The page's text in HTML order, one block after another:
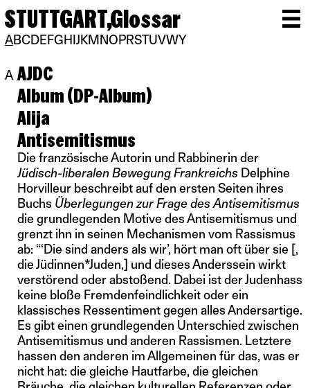
STUTTGART,Glossar
ABCDEFGH JKM NOPRSTUVWY
A AJDC
Album (DP-Album)
Alija
Antisemitismus
Die französische Autorin und Rabbinerin der
Jüdisch-liberalen Bewegung Frankreichs Delphine
Horvilleur beschreibt auf den ersten Seiten ihres
Buchs Überlegungen zur Frage des Antisemitismus
die grundlegenden Motive des Antisemitismus und
grenzt ihn in seinen Mechanismen vom Rassismus
ab: “‘Die sind anders als wir’, hört man oft über sie [,
die Jüdinnen*Juden,] und dieses Anderssein wirkt
verstörend oder abstoßend. Dabei ist der Judenhass
keine bloße Fremdenfeindlichkeit oder ein
klassisches Ressentiment gegen alles Andersartige.
Es gibt einen grundlegenden Unterschied zwischen
Antisemitismus und anderen Rassismen. Letztere
hassen den anderen im Allgemeinen für das, was er
nicht hat: die gleiche Hautfarbe, die gleichen